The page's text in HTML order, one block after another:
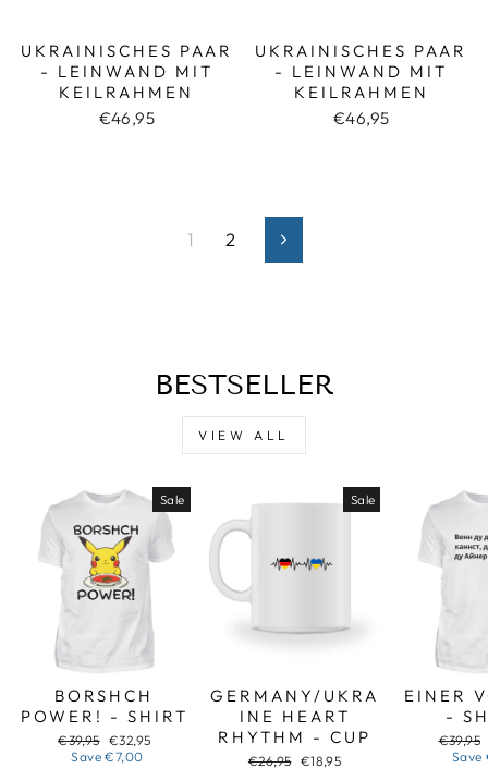
UKRAINISCHES PAAR
- LEINWAND MIT
KEILRAHMEN
€46,95
UKRAINISCHES PAAR
- LEINWAND MIT
KEILRAHMEN
€46,95
1 2 Next
BESTSELLER
VIEW ALL
Sale
BORSHCH
POWER! - SHIRT
Regular
price
€39,95 Sale
price
€32,95
Save€7,00
Sale
GERMANY/UKRA
INE HEART
RHYTHM - CUP
Regular
€26,95 Sale
€18,95
EINER
-
Regular
price
€39,95
Save